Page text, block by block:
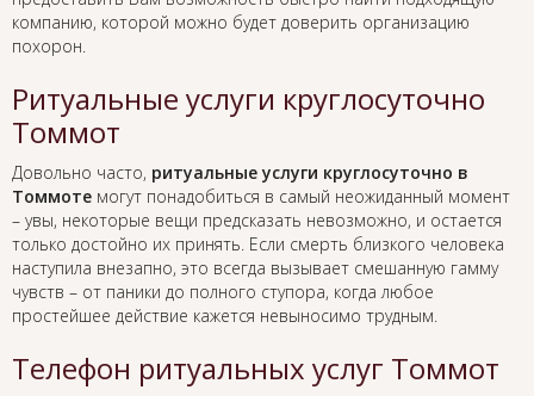
компанию, которой можно будет доверить организацию
похорон.
Ритуальные услуги круглосуточно
Томмот
Довольно часто, ритуальные услуги круглосуточно в
Томмоте могут понадобиться в самый неожиданный момент
– увы, некоторые вещи предсказать невозможно, и остается
только достойно их принять. Если смерть близкого человека
наступила внезапно, это всегда вызывает смешанную гамму
чувств – от паники до полного ступора, когда любое
простейшее действие кажется невыносимо трудным.
Телефон ритуальных услуг Томмот